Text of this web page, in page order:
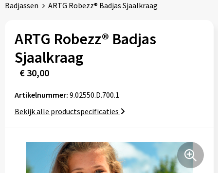
Caps, Mutsen & Sjaals
Handdoeken & Dekens
Kinderkleding
Badjassen
ARTG Robezz® Badjas Sjaalkraag
ARTG Robezz® Badjas
Sjaalkraag
€ 30,00
Artikelnummer: 9.02550.D.700.1
Bekijk alle productspecificaties